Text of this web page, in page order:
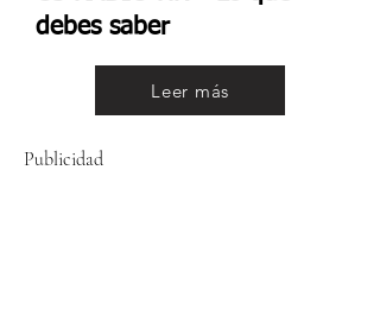
debes saber
Leer más
Publicidad